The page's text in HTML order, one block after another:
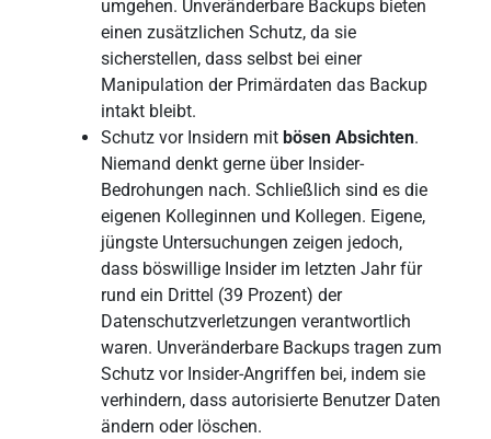
umgehen. Unveränderbare Backups bieten
einen zusätzlichen Schutz, da sie
sicherstellen, dass selbst bei einer
Manipulation der Primärdaten das Backup
intakt bleibt.
Schutz vor Insidern mit bösen Absichten.
Niemand denkt gerne über Insider-
Bedrohungen nach. Schließlich sind es die
eigenen Kolleginnen und Kollegen. Eigene,
jüngste Untersuchungen zeigen jedoch,
dass böswillige Insider im letzten Jahr für
rund ein Drittel (39 Prozent) der
Datenschutzverletzungen verantwortlich
waren. Unveränderbare Backups tragen zum
Schutz vor Insider-Angriffen bei, indem sie
verhindern, dass autorisierte Benutzer Daten
ändern oder löschen.